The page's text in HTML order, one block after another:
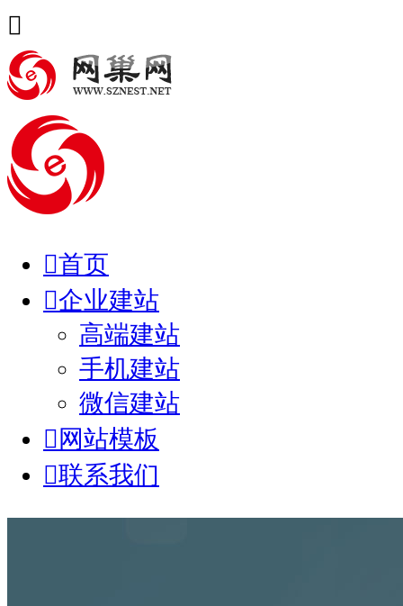

首页
企业建站
高端建站
手机建站
微信建站
网站模板
联系我们